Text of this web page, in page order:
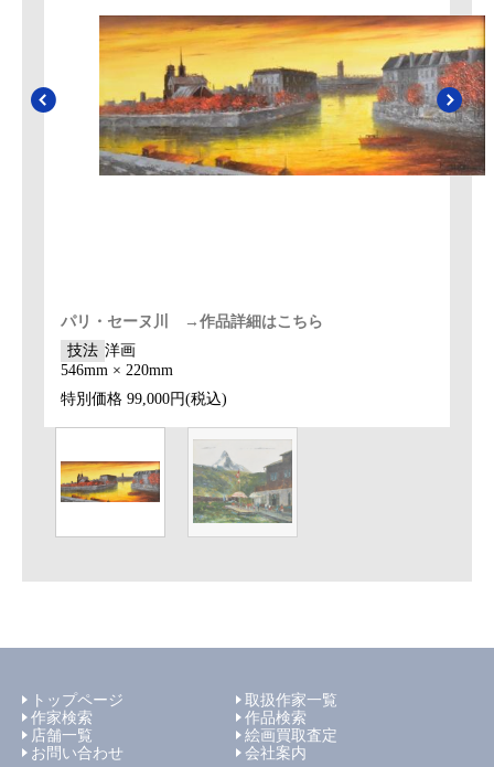
パリ・セーヌ川 →作品詳細はこちら
技法 洋画
546mm × 220mm
特別価格 99,000円(税込)
トップページ
取扱作家一覧
作家検索
作品検索
店舗一覧
絵画買取査定
お問い合わせ
会社案内